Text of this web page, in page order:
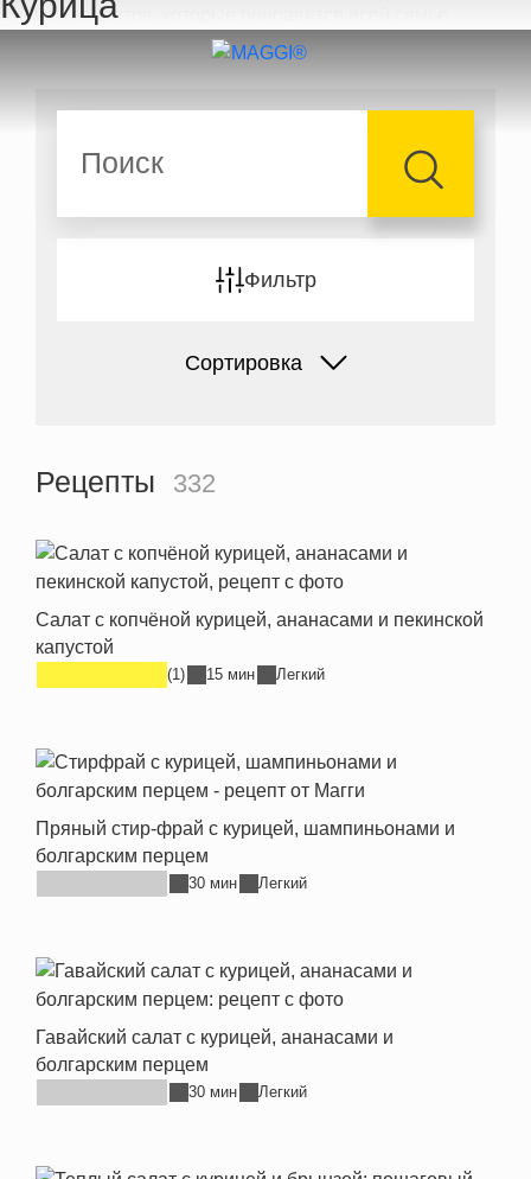
Перейти к основному содержанию
Фильтр
Сортировка
Рецепты 332
Салат с копчёной курицей, ананасами и пекинской
капустой
(1) 15 мин Легкий
Пряный стир-фрай с курицей, шампиньонами и
болгарским перцем
30 мин Легкий
Гавайский салат с курицей, ананасами и
болгарским перцем
30 мин Легкий